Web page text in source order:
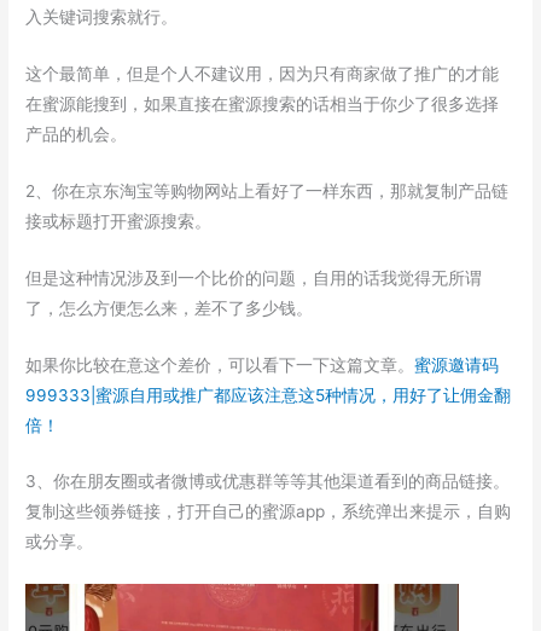
入关键词搜索就行。
这个最简单，但是个人不建议用，因为只有商家做了推广的才能
在蜜源能搜到，如果直接在蜜源搜索的话相当于你少了很多选择
产品的机会。
2、你在京东淘宝等购物网站上看好了一样东西，那就复制产品链
接或标题打开蜜源搜索。
但是这种情况涉及到一个比价的问题，自用的话我觉得无所谓
了，怎么方便怎么来，差不了多少钱。
如果你比较在意这个差价，可以看下一下这篇文章。蜜源邀请码
999333|蜜源自用或推广都应该注意这5种情况，用好了让佣金翻
倍！
3、你在朋友圈或者微博或优惠群等等其他渠道看到的商品链接。
复制这些领券链接，打开自己的蜜源app，系统弹出来提示，自购
或分享。